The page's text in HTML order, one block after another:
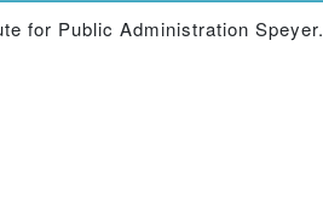
for Public Administration Speyer.